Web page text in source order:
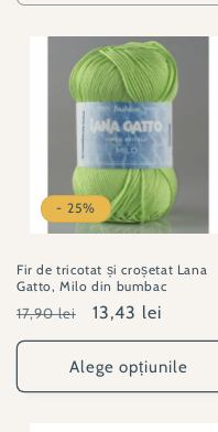
cantitatea
pentru
310155
- 25%
Fir de tricotat și croșetat Lana
Gatto, Milo din bumbac
Preț
obișnuit
17,90 lei
Preț
redus
13,43 lei
Alege opțiunile